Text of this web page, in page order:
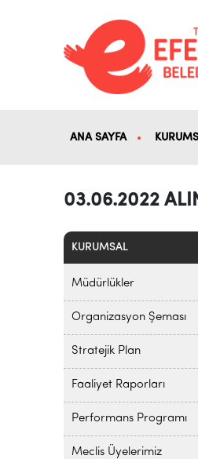
ANA SAYFA
03.06.2022
KURUMSAL
Müdürlükler
Organizasyon Şeması
Stratejik Plan
Faaliyet Raporları
Performans Programı
Meclis Üyelerimiz